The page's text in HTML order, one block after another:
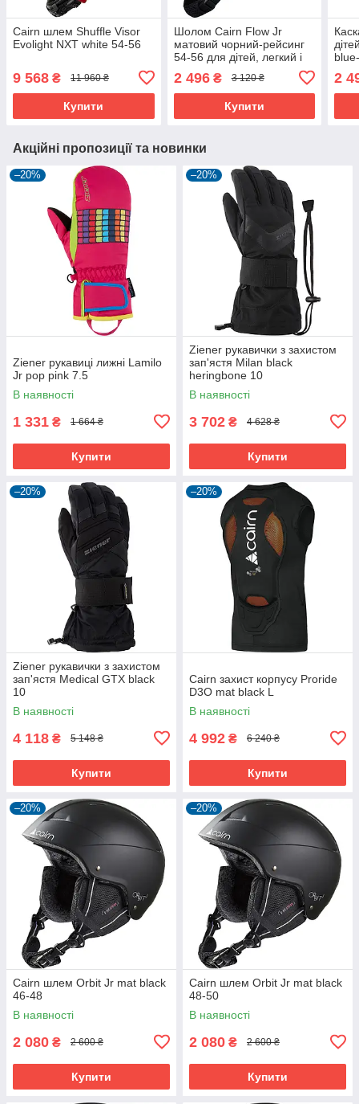
Cairn шлем Shuffle Visor
Evolight NXT white 54-56
9 568 ₴ 11 960 ₴
Купити
Шолом Cairn Flow Jr
матовий чорний-рейсинг
54-56 для дітей, легкий і
2 496₴ 3 120 ₴
Купити
2
Акційні пропозиції та новинки
–20%
Ziener рукавиці лижні Lamilo
Jr pop pink 7.5
В наявності
1 331 ₴ 1 664 ₴
Купити
–20%
Ziener рукавички з захистом
зап'ястя Milan black
heringbone 10
В наявності
3 702 ₴ 4 628 ₴
Купити
–20%
Ziener рукавички з захистом
зап'ястя Medical GTX black
10
В наявності
4 118 ₴ 5 148 ₴
Купити
–20%
Cairn захист корпусу Proride
D3O mat black L
В наявності
4 992 ₴ 6 240 ₴
Купити
–20%
Cairn шлем Orbit Jr mat black
46-48
В наявності
2 080 ₴ 2 600 ₴
Купити
–20%
Cairn шлем Orbit Jr mat black
48-50
В наявності
2 080 ₴ 2 600 ₴
Купити